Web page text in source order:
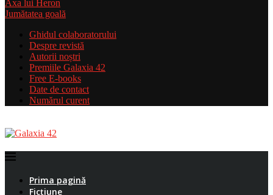
Axa lui Heron
Jumătatea goală
Ghidul colaboratorului
Despre revistă
Autorii noștri
Premiile Galaxia 42
Free E-books
Date de contact
Numărul curent
Prima pagină
Ficțiune